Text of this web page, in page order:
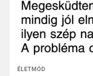
ÉLETMÓD